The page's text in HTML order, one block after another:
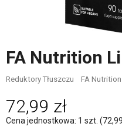
FA Nutrition
Reduktory Tłuszczu FA Nutrition
72,99 zł
Cena jednostkowa: 1 szt.